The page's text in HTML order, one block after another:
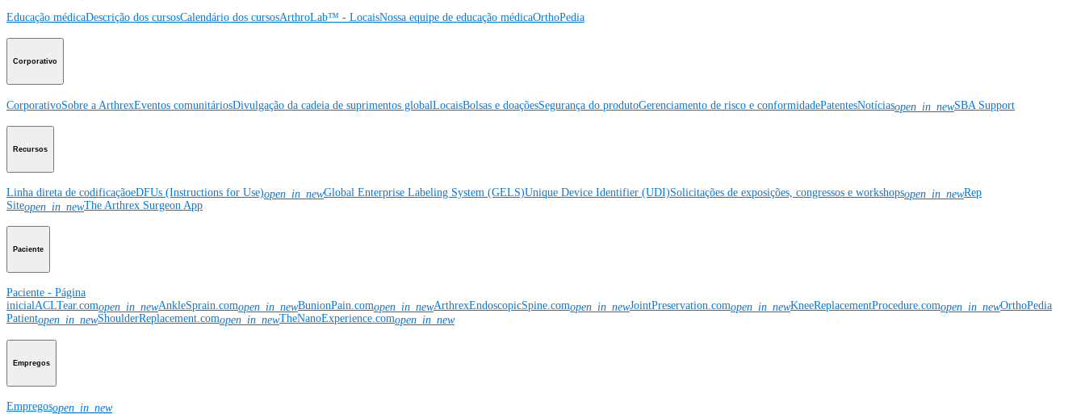
Educação médicaDescrição dos cursosCalendário dos cursosArthroLab™ - LocaisNossa equipe de educação médicaOrthoPedia
Corporativo
CorporativoSobre a ArthrexEventos comunitáriosDivulgação da cadeia de suprimentos globalLocaisBolsas e doaçõesSegurança do produtoGerenciamento de risco e conformidadePatentesNotíciasopen_in_newSBA Support
Recursos
Linha direta de codificaçãoeDFUs (Instructions for Use)open_in_newGlobal Enterprise Labeling System (GELS)Unique Device Identifier (UDI)Solicitações de exposições, congressos e workshopsopen_in_newRep
Siteopen_in_newThe Arthrex Surgeon App
Paciente
Paciente - Página
inicialACLTear.comopen_in_newAnkleSprain.comopen_in_newBunionPain.comopen_in_newArthrexEndoscopicSpine.comopen_in_newJointPreservation.comopen_in_newKneeReplacementProcedure.comopen_in_newOrthoPedia
Patientopen_in_newShoulderReplacement.comopen_in_newTheNanoExperience.comopen_in_new
Empregos
Empregosopen_in_new